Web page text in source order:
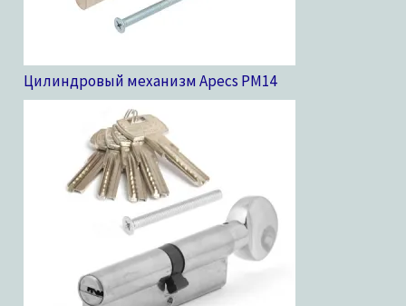
Цилиндровый механизм Apecs PM14